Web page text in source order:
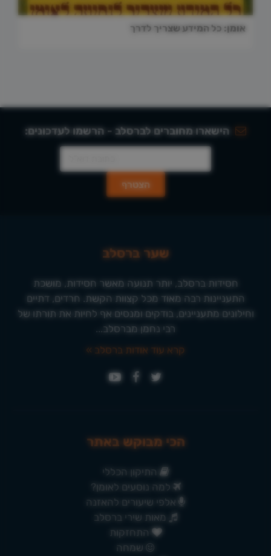
אומן: כל המידע שצריך לדרך
הישארו מחוברים לברסלב - הרשמו לעדכונים:
שער ברסלב
חסידות ברסלב, יותר תנועה מאשר חסידות, מושכת
התעניינות רבה מאוד מכל קצוות הקשת. חרדים, דתיים
וחילונים מתעניינים, בודקים ומנסים אף לחיות את תורתו של
רבי נחמן מברסלב...
קרא עוד אודות ברסלב »
הכי מבוקש באתר
התיקון הכללי
למה נוסעים לאומן?
אלפי שיעורים להאזנה
מאות שירי ברסלב
התחזקות
שמחה